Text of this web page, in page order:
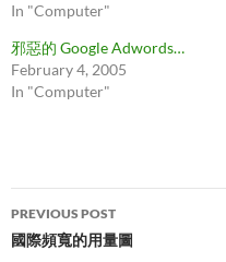
In "Computer"
邪惡的 Google Adwords…
February 4, 2005
In "Computer"
Post
navigation
PREVIOUS POST
國際頻寬的用量圖